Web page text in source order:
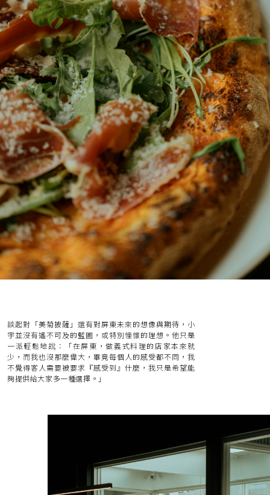
談起對「美菊披薩」還有對屏東未來的想像與期待，小
宇並沒有遙不可及的藍圖，或特別憧憬的理想。他只是
一派輕鬆地說：「在屏東，做義式料理的店家本來就
少，而我也沒那麼偉大，畢竟每個人的感受都不同，我
不覺得客人需要被要求『感受到』什麼，我只是希望能
夠提供給大家多一種選擇。」